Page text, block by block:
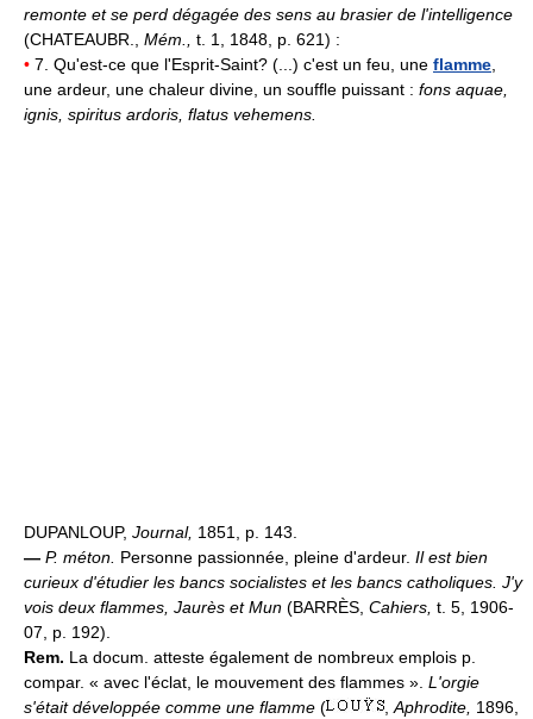
remonte et se perd dégagée des sens au brasier de l'intelligence
(CHATEAUBR., Mém., t. 1, 1848, p. 621) :
• 7. Qu'est-ce que l'Esprit-Saint? (...) c'est un feu, une flamme,
une ardeur, une chaleur divine, un souffle puissant : fons aquae,
ignis, spiritus ardoris, flatus vehemens.
DUPANLOUP, Journal, 1851, p. 143.
— P. méton. Personne passionnée, pleine d'ardeur. Il est bien
curieux d'étudier les bancs socialistes et les bancs catholiques. J'y
vois deux flammes, Jaurès et Mun (BARRÈS, Cahiers, t. 5, 1906-
07, p. 192).
Rem. La docum. atteste également de nombreux emplois p.
compar. « avec l'éclat, le mouvement des flammes ». L'orgie
s'était développée comme une flamme ( ,Aphrodite, 1896,